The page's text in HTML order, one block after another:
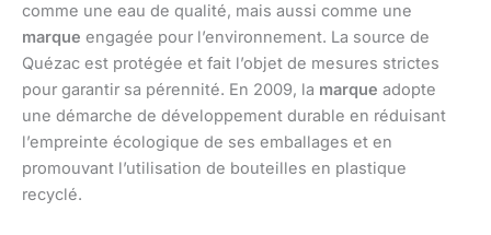
comme une eau de qualité, mais aussi comme une
marque engagée pour l’environnement. La source de
Quézac est protégée et fait l’objet de mesures strictes
pour garantir sa pérennité. En 2009, la marque adopte
une démarche de développement durable en réduisant
l’empreinte écologique de ses emballages et en
promouvant l’utilisation de bouteilles en plastique
recyclé.